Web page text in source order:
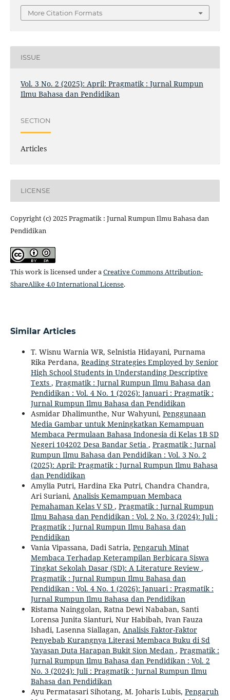
More Citation Formats
ISSUE
Vol. 3 No. 2 (2025): April: Pragmatik : Jurnal Rumpun
Ilmu Bahasa dan Pendidikan
SECTION
Articles
LICENSE
Copyright (c) 2025 Pragmatik : Jurnal Rumpun Ilmu Bahasa dan
Pendidikan
This work is licensed under aCreative Commons Attribution-
ShareAlike 4.0 International License.
Similar Articles
T. Wisnu Warnia WR, Selnistia Hidayani, Purnama
Rika Perdana, Reading Strategies Employed by Senior
High School Students in Understanding Descriptive
Texts , Pragmatik : Jurnal Rumpun Ilmu Bahasa dan
Pendidikan : Vol. 4 No. 1 (2026): Januari : Pragmatik :
Jurnal Rumpun Ilmu Bahasa dan Pendidikan
Asmidar Dhalimunthe, Nur Wahyuni, Penggunaan
Media Gambar untuk Meningkatkan Kemampuan
Membaca Permulaan Bahasa Indonesia di Kelas 1B SD
Negeri 104202 Desa Bandar Setia , Pragmatik : Jurnal
Rumpun Ilmu Bahasa dan Pendidikan : Vol. 3 No. 2
(2025): April: Pragmatik : Jurnal Rumpun Ilmu Bahasa
dan Pendidikan
Amylia Putri, Hardina Eka Putri, Chandra Chandra,
Ari Suriani, Analisis Kemampuan Membaca
Pemahaman Kelas V SD , Pragmatik : Jurnal Rumpun
Ilmu Bahasa dan Pendidikan : Vol. 2 No. 3 (2024): Juli :
Pragmatik : Jurnal Rumpun Ilmu Bahasa dan
Pendidikan
Vania Vipassana, Dadi Satria, Pengaruh Minat
Membaca Terhadap Keterampilan Berbicara Siswa
Tingkat Sekolah Dasar (SD): A Literature Review ,
Pragmatik : Jurnal Rumpun Ilmu Bahasa dan
Pendidikan : Vol. 4 No. 1 (2026): Januari : Pragmatik :
Jurnal Rumpun Ilmu Bahasa dan Pendidikan
Ristama Nainggolan, Ratna Dewi Nababan, Santi
Lorensa Junita Sianturi, Nur Habibah, Ivan Fauza
Ishadi, Lasenna Siallagan, Analisis Faktor-Faktor
Penyebab Kurangnya Literasi Membaca Buku di Sd
Yayasan Duta Harapan Bukit Sion Medan , Pragmatik :
Jurnal Rumpun Ilmu Bahasa dan Pendidikan : Vol. 2
No. 3 (2024): Juli : Pragmatik : Jurnal Rumpun Ilmu
Bahasa dan Pendidikan
Ayu Permatasari Sihotang, M. Joharis Lubis, Pengaruh